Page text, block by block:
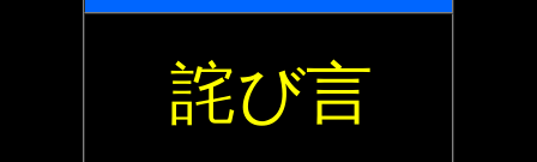
詫び言